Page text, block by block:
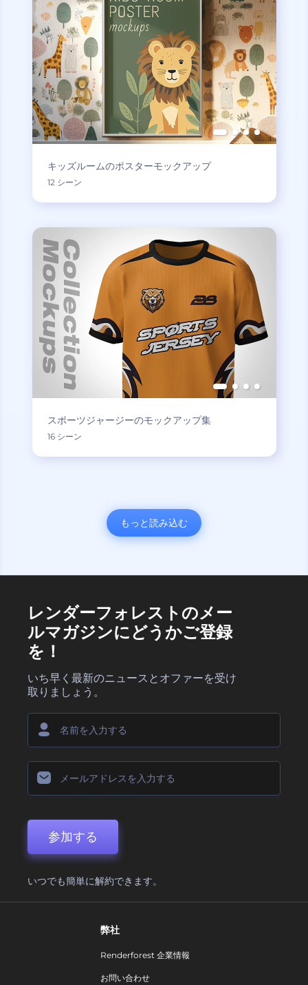
キッズルームのポスターモックアップ
12 シーン
スポーツジャージーのモックアップ集
16 シーン
もっと読み込む
レンダーフォレストのメー
ルマガジンにどうかご登録
を！
いち早く最新のニュースとオファーを受け
取りましょう。
参加する
いつでも簡単に解約できます。
弊社
Renderforest 企業情報
お問い合わせ